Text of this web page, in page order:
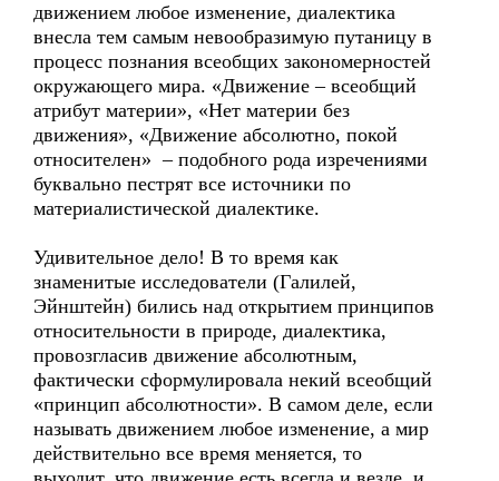
движением любое изменение, диалектика
внесла тем самым невообразимую путаницу в
процесс познания всеобщих закономерностей
окружающего мира. «Движение – всеобщий
атрибут материи», «Нет материи без
движения», «Движение абсолютно, покой
относителен» – подобного рода изречениями
буквально пестрят все источники по
материалистической диалектике.
Удивительное дело! В то время как
знаменитые исследователи (Галилей,
Эйнштейн) бились над открытием принципов
относительности в природе, диалектика,
провозгласив движение абсолютным,
фактически сформулировала некий всеобщий
«принцип абсолютности». В самом деле, если
называть движением любое изменение, а мир
действительно все время меняется, то